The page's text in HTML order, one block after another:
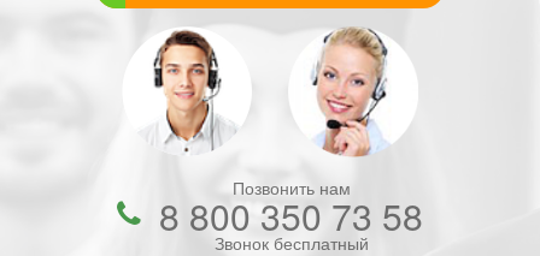
Позвонить нам
8 800 350 73 58
Звонок бесплатный